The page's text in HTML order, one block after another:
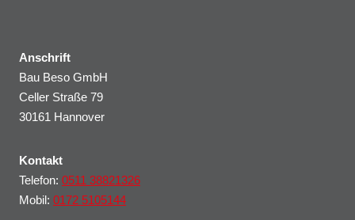
Anschrift
Bau Beso GmbH
Celler Straße 79
30161 Hannover
Kontakt
Telefon: 0511 38821326
Mobil: 0172 5105144